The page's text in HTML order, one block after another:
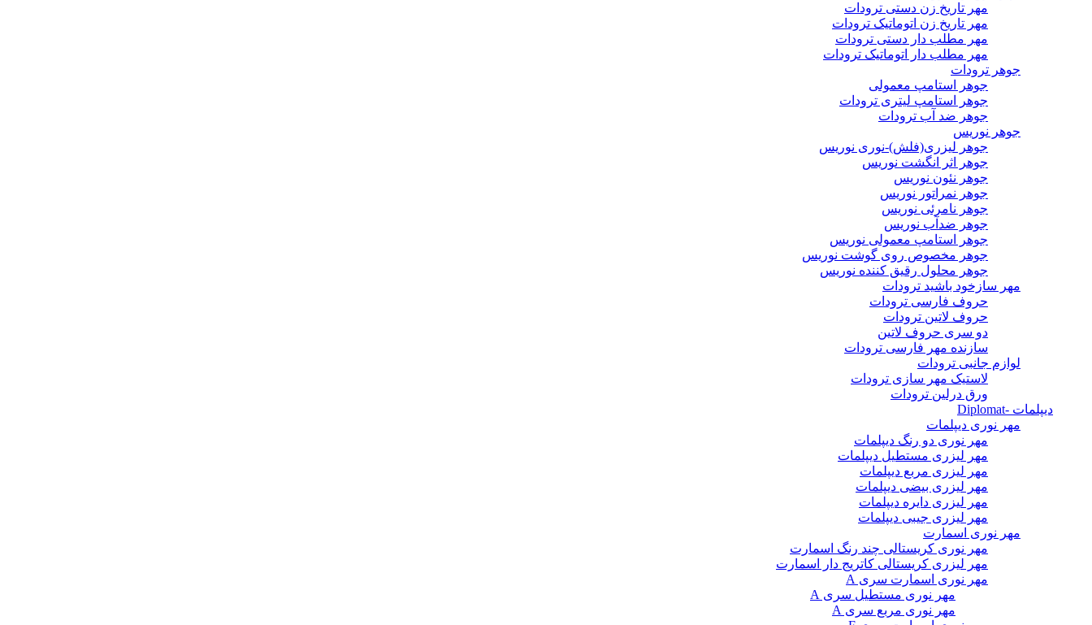
مهر تاریخ زن دستی ترودات
مهر تاریخ زن اتوماتیک ترودات
مهر مطلب دار دستی ترودات
مهر مطلب دار اتوماتیک ترودات
جوهر ترودات
جوهر استامپ معمولی
جوهر استامپ لیتری ترودات
جوهر ضد آب ترودات
جوهر نوریس
جوهر لیزری(فلش)-نوری نوریس
جوهر اثر انگشت نوریس
جوهر نئون نوریس
جوهر نمراتور نوریس
جوهر نامرئی نوریس
جوهر ضدآب نوریس
جوهر استامپ معمولی نوریس
جوهر مخصوص روی گوشت نوریس
جوهر محلول رقیق کننده نوریس
مهر سازخود باشید ترودات
حروف فارسی ترودات
حروف لاتین ترودات
دو سری حروف لاتین
سازنده مهر فارسی ترودات
لوازم جانبی ترودات
لاستیک مهر سازی ترودات
ورق درلین ترودات
دیپلمات -Diplomat
مهر نوری دیپلمات
مهر نوری دو رنگ دیپلمات
مهر لیزری مستطیل دیپلمات
مهر لیزری مربع دیپلمات
مهر لیزری بیضی دیپلمات
مهر لیزری دایره دیپلمات
مهر لیزری جیبی دیپلمات
مهر نوری اسمارت
مهر نوری کریستالی چند رنگ اسمارت
مهر لیزری کریستالی کاتریج دار اسمارت
مهر نوری اسمارت سری A
مهر نوری مستطیل سری A
مهر نوری مربع سری A